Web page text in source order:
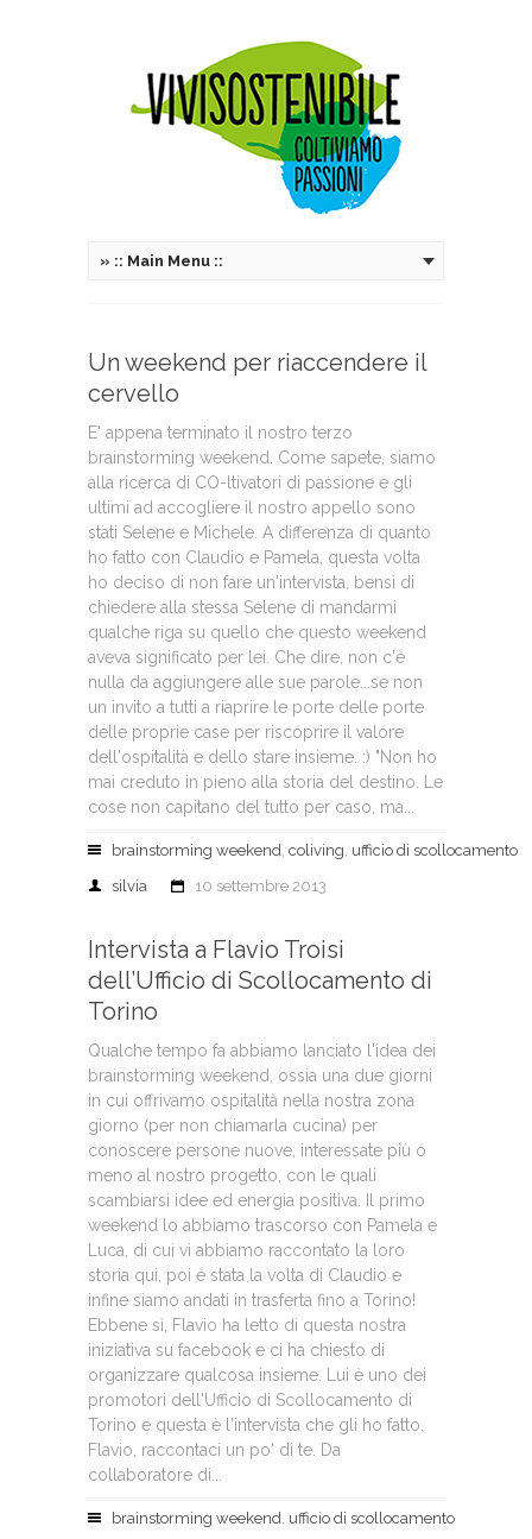
» :: Main Menu ::
Un weekend per riaccendere il
cervello
E' appena terminato il nostro terzo
brainstorming weekend. Come sapete, siamo
alla ricerca di CO-ltivatori di passione e gli
ultimi ad accogliere il nostro appello sono
stati Selene e Michele. A differenza di quanto
ho fatto con Claudio e Pamela, questa volta
ho deciso di non fare un'intervista, bensì di
chiedere alla stessa Selene di mandarmi
qualche riga su quello che questo weekend
aveva significato per lei. Che dire, non c'è
nulla da aggiungere alle sue parole...se non
un invito a tutti a riaprire le porte delle porte
delle proprie case per riscoprire il valore
dell'ospitalità e dello stare insieme. :) "Non ho
mai creduto in pieno alla storia del destino. Le
cose non capitano del tutto per caso, ma...
brainstorming weekend, coliving, ufficio di scollocamento
silvia
10 settembre 2013
Intervista a Flavio Troisi
dell’Ufficio di Scollocamento di
Torino
Qualche tempo fa abbiamo lanciato l'idea dei
brainstorming weekend, ossia una due giorni
in cui offrivamo ospitalità nella nostra zona
giorno (per non chiamarla cucina) per
conoscere persone nuove, interessate più o
meno al nostro progetto, con le quali
scambiarsi idee ed energia positiva. Il primo
weekend lo abbiamo trascorso con Pamela e
Luca, di cui vi abbiamo raccontato la loro
storia qui, poi è stata la volta di Claudio e
infine siamo andati in trasferta fino a Torino!
Ebbene sì, Flavio ha letto di questa nostra
iniziativa su facebook e ci ha chiesto di
organizzare qualcosa insieme. Lui è uno dei
promotori dell'Ufficio di Scollocamento di
Torino e questa è l'intervista che gli ho fatto.
Flavio, raccontaci un po' di te. Da
collaboratore di...
brainstorming weekend, ufficio di scollocamento